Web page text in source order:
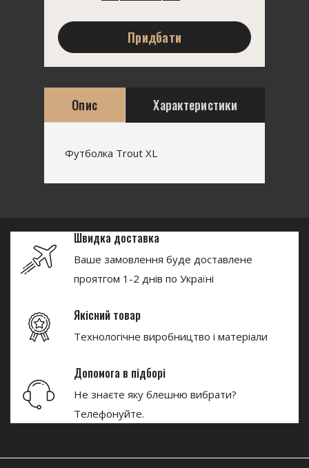
Придбати
Опис Характеристики
Футболка Trout XL
Швидка доставка
Ваше замовлення буде доставлене
проятгом 1-2 днів по Україні
Якісний товар
Технологічне виробництво і матеріали
Допомога в підборі
Не знаєте яку блешню вибрати?
Телефонуйте.